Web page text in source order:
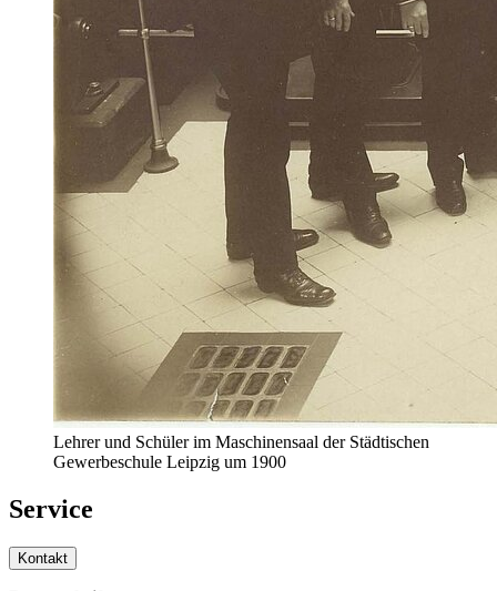
Lehrer und Schüler im Maschinensaal der Städtischen
Gewerbeschule Leipzig um 1900
Service
Kontakt